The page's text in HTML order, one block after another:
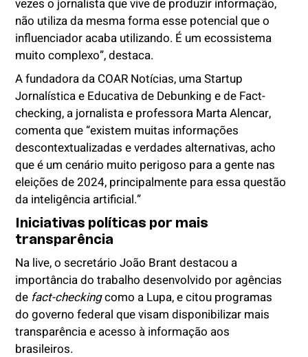
vezes o jornalista que vive de produzir informação,
não utiliza da mesma forma esse potencial que o
influenciador acaba utilizando. É um ecossistema
muito complexo”, destaca.
A fundadora da COAR Notícias, uma Startup
Jornalística e Educativa de Debunking e de Fact-
checking, a jornalista e professora Marta Alencar,
comenta que “existem muitas informações
descontextualizadas e verdades alternativas, acho
que é um cenário muito perigoso para a gente nas
eleições de 2024, principalmente para essa questão
da inteligência artificial.”
Iniciativas políticas por mais
transparência
Na live, o secretário João Brant destacou a
importância do trabalho desenvolvido por agências
de fact-checkingcomo a Lupa, e citou programas
do governo federal que visam disponibilizar mais
transparência e acesso à informação aos
brasileiros.